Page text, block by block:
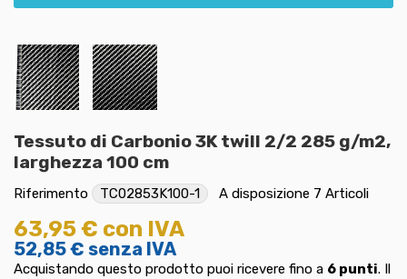
Tessuto di Carbonio 3K twill 2/2 285 g/m2,
larghezza 100 cm
Riferimento TC02853K100-1 A disposizione 7 Articoli
63,95 € con IVA
52,85 € senza IVA
Acquistando questo prodotto puoi ricevere fino a 6 punti. Il